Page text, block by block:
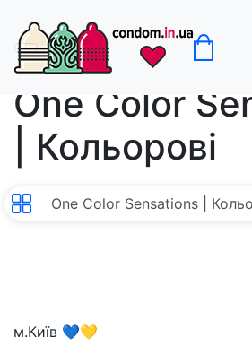
One Color
| Кольорові
м.Київ 💙💛